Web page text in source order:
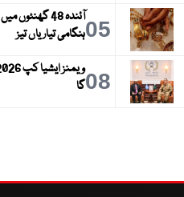
05
آئندہ 48
ہنگامی تیاریاں تیز
08گا